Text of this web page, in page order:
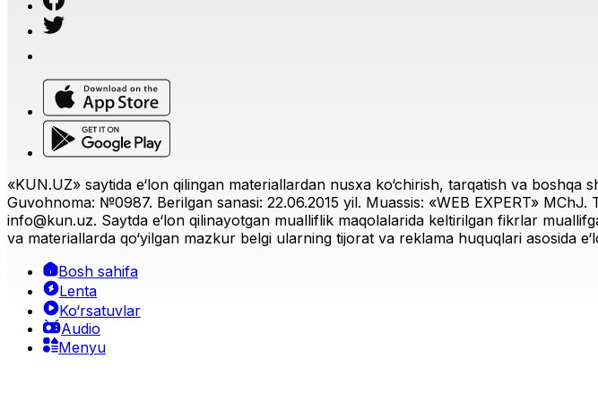
«KUN.UZ» saytida e‘lon qilingan materiallardan nusxa ko‘chirish, tarqatish va
Guvohnoma: №0987. Berilgan sanasi: 22.06.2015 yil. Muassis: «WEB EXPERT»
info@kun.uz. Saytda e‘lon qilinayotgan mualliflik maqolalarida keltirilgan fikrlar
va materiallarda qo‘yilgan mazkur belgi ularning tijorat va reklama huquqlari asosida
Bosh sahifa
Lenta
Ko‘rsatuvlar
Audio
Menyu